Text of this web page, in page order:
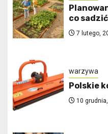
co
7 lutego,
warzywa
Polskie
10